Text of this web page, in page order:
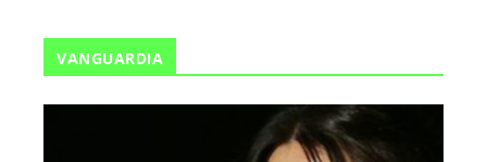
VANGUARDIA